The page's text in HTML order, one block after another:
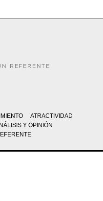
REFERENTE
ATRACTIVIDAD
Y OPINIÓN